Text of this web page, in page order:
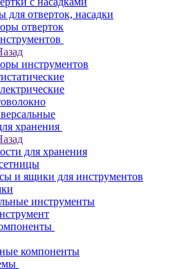
для отверток, насадки
отверток
инструментов
хранения
для хранения
и ящики для инструментов
инструменты
компоненты